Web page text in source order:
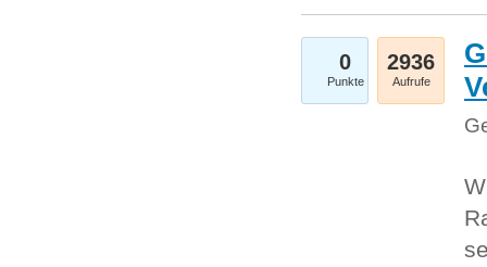
0
Punkte
2936
Aufrufe